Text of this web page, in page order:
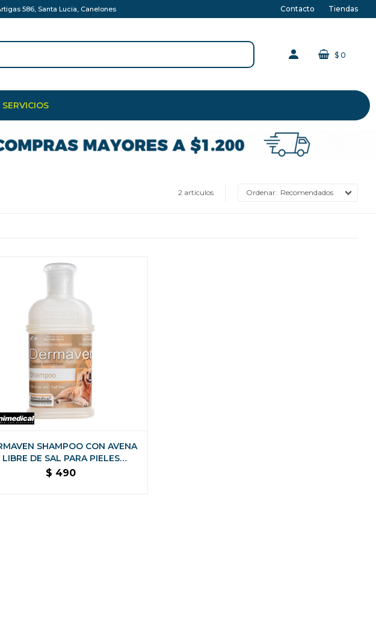
SERVICIOS
$ 0
586, Santa Lucia, Canelones Contacto Tiendas
2 artículos Recomendados
SHAMPOO CON AVENA
LIBRE DE SAL PARA PIELES
SENSIBLES
$ 490